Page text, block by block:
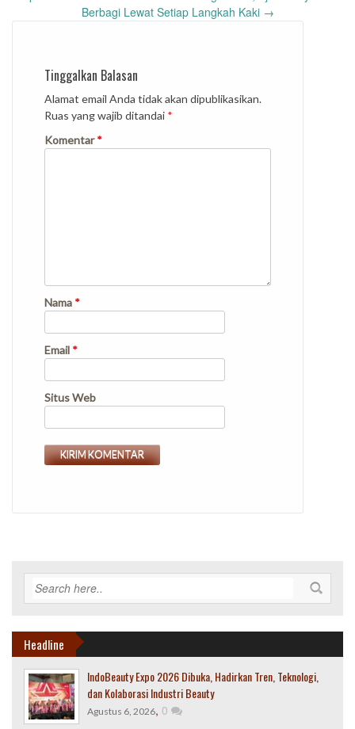
Berbagi Lewat Setiap Langkah Kaki →
Tinggalkan Balasan
Alamat email Anda tidak akan dipublikasikan.
Ruas yang wajib ditandai *
Komentar*
Nama *
Email *
Situs Web
Headline
IndoBeauty Expo 2026 Dibuka, Hadirkan Tren, Teknologi,
dan Kolaborasi Industri Beauty
Agustus 6, 2026, 0